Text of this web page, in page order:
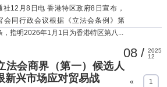
社12月8日电 香港特区政府8日宣布，
会同行政会议根据《立法会条例》第
，指明2026年1月1日为香港特区第八...
08 /2025
12
法会商界（第一）候选人
新兴市场应对贸易战
«
1